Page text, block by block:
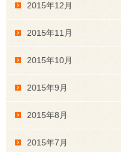
2015年12月
2015年11月
2015年10月
2015年9月
2015年8月
2015年7月